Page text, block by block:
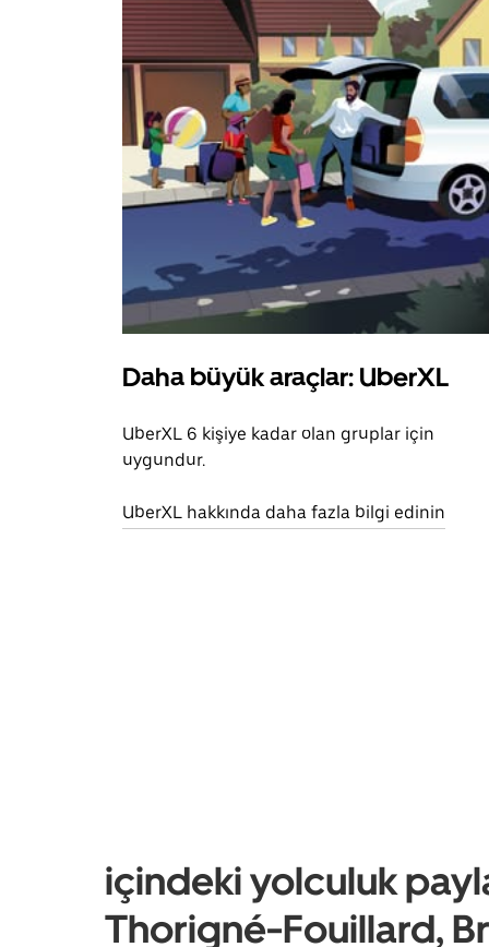
Daha büyük araçlar: UberXL
UberXL 6 kişiye kadar olan gruplar için
uygundur.
UberXL hakkında daha fazla bilgi edinin
içindeki yolculuk
Thorigné-Fouillard,